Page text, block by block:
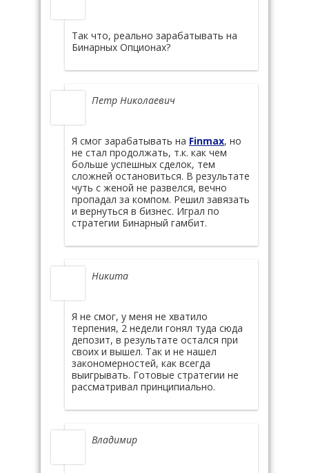
Так что, реально зарабатывать на
Бинарных Опционах?
Петр Николаевич
Я смог зарабатывать на Finmax, но
не стал продолжать, т.к. как чем
больше успешных сделок, тем
сложней остановиться. В результате
чуть с женой не развелся, вечно
пропадал за компом. Решил завязать
и вернуться в бизнес. Играл по
стратегии Бинарный гамбит.
Никита
Я не смог, у меня не хватило
терпения, 2 недели гонял туда сюда
депозит, в результате остался при
своих и вышел. Так и не нашел
закономерностей, как всегда
выигрывать. Готовые стратегии не
рассматривал принципиально.
Владимир